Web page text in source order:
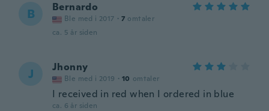
B Bernardo
Ble med i 2017 · 7 omtaler
ca. 5 år siden
J Jhonny
Ble med i 2019 · 10 omtaler
I received in red when I ordered in blue
ca. 6 år siden